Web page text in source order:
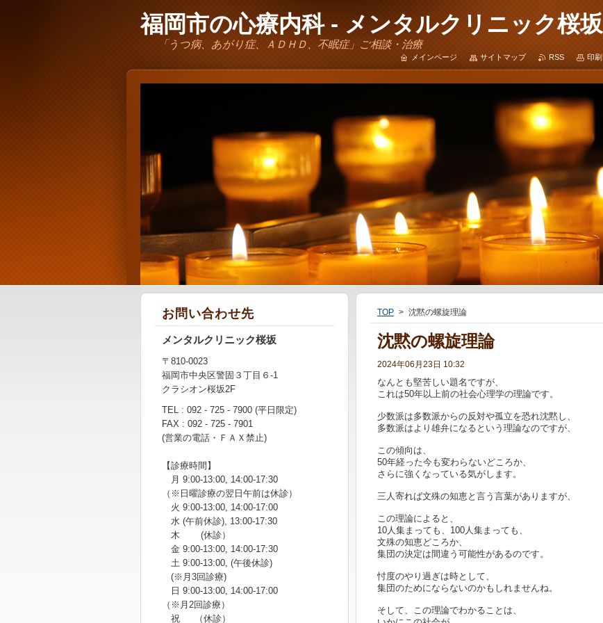
福岡市の心療内科 - メンタルクリニック桜坂
「うつ病、あがり症、ＡＤＨＤ、不眠症」ご相談・治療
TOP > 沈黙の螺旋理論
沈黙の螺旋理論
2024年06月23日 10:32
なんとも堅苦しい題名ですが、
これは50年以上前の社会心理学の理論です。
少数派は多数派からの反対や孤立を恐れ沈黙し、
多数派はより雄弁になるという理論なのですが、
この傾向は、
50年経った今も変わらないどころか、
さらに強くなっている気がします。
三人寄れば文殊の知恵と言う言葉がありますが、
この理論によると、
10人集まっても、100人集まっても、
文殊の知恵どころか、
集団の決定は間違う可能性があるのです。
忖度のやり過ぎは時として、
集団のためにならないのかもしれませんね。
そして、この理論でわかることは、
お問い合わせ先
メンタルクリニック桜坂
〒810-0023
福岡市中央区警固３丁目６-1
クラシオン桜坂2F
TEL : 092 - 725 - 7900 (平日限定)
FAX : 092 - 725 - 7901
(営業の電話・ＦＡＸ禁止)
【診療時間】
月 9:00-13:00, 14:00-17:30
（※日曜診療の翌日午前は休診）
火 9:00-13:00, 14:00-17:00
水 (午前休診), 13:00-17:30
木 (休診）
金 9:00-13:00, 14:00-17:30
土 9:00-13:00, (午後休診)
(※月3回診療)
日 9:00-13:00, 14:00-17:00
（※月2回診療）
祝 （休診）
メインページ サイトマップ RSS 印刷